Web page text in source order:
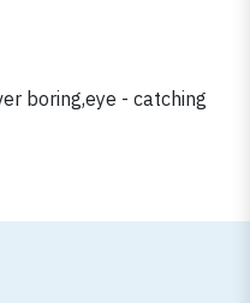
boring,eye - catching